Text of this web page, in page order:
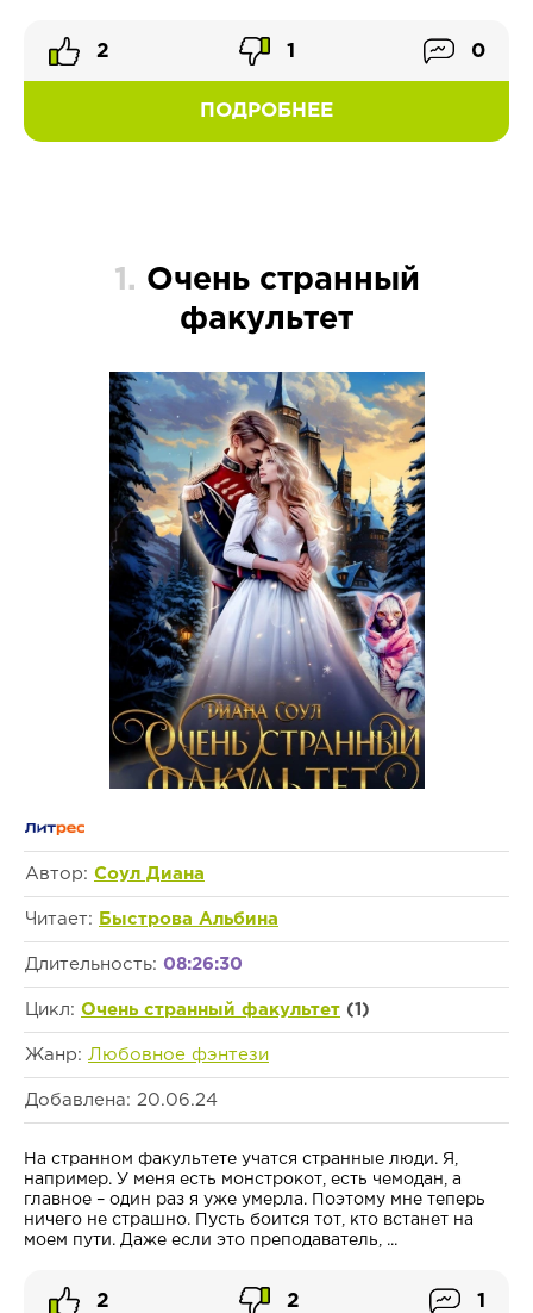
ПОДРОБНЕЕ
2 1 0
1. Очень странный
факультет
Автор: Соул Диана
Читает: Быстрова Альбина
Длительность: 08:26:30
Цикл: Очень странный факультет (1)
Жанр: Любовное фэнтези
Добавлена: 20.06.24
На странном факультете учатся странные люди. Я,
например. У меня есть монстрокот, есть чемодан, а
главное – один раз я уже умерла. Поэтому мне теперь
ничего не страшно. Пусть боится тот, кто встанет на
моем пути. Даже если это преподаватель, ...
2 2 1